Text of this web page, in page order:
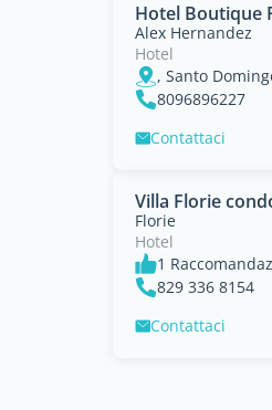
Hotel Boutique
Alex Hernandez
Hotel
, Santo
8096896227
Contattaci
Villa Florie
Florie
Hotel
1
829 336 8154
Contattaci